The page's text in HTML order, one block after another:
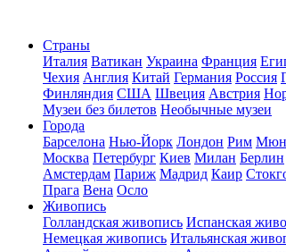
Страны
Италия Ватикан Украина Франция
Чехия Англия Китай Германия Россия
Финляндия США Швеция Австрия
Музеи без билетов Необычные музеи
Города
Барселона Нью-Йорк Лондон Рим
Москва Петербург Киев Милан Берлин
Амстердам Париж Мадрид Каир
Прага Вена Осло
Живопись
Голландская живопись Испанская
Немецкая живопись Итальянская